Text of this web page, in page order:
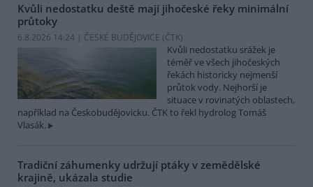
Kvůli nedostatku deště mají jihočeské řeky minimální
průtoky
6.8.2026 14:24 | ČESKÉ BUDĚJOVICE (ČTK)
Kvůli nedostatku srážek je
téměř ve všech jihočeských
řekách historicky nejmenší
průtok vody. Nejhorší je
situace v rovinatých oblastech,
například na Českobudějovicku. ČTK to řekl hydrolog Tomáš
Vlasák.
Tradiční záhumenky udržují ptáky v zemědělské
krajině, ukázala studie